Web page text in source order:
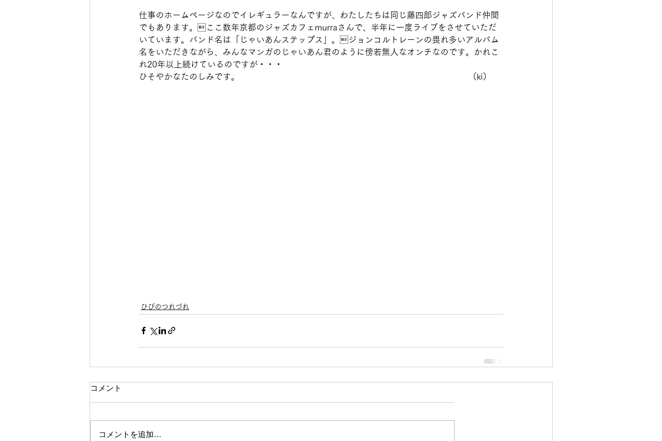
仕事のホームページなのでイレギュラーなんですが、わたしたちは同じ藤四郎ジャズバンド仲間
でもあります。ここ数年京都のジャズカフェmurraさんで、半年に一度ライブをさせていただ
いています。バンド名は「じゃいあんステップス」。ジョンコルトレーンの畏れ多いアルバム
名をいただきながら、みんなマンガのじゃいあん君のように傍若無人なオンチなのです。かれこ
れ20年以上続けているのですが・・・
ひそやかなたのしみです。
（ki）
ひびのつれづれ
コメント
コメントを追加…